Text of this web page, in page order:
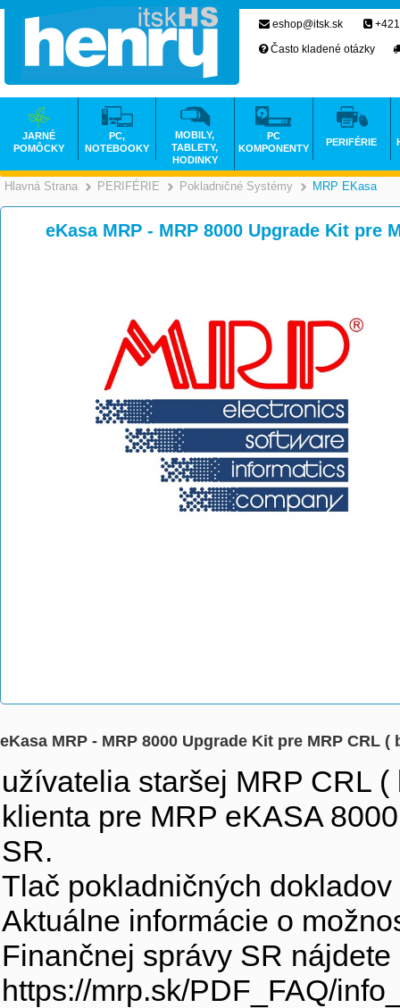
Hlavná Strana >
PERIFÉRIE >
Pokladničné Systémy MRP EKasa
eKasa MRP - MRP 8000 Upgrade Kit pre
eKasa MRP - MRP 8000 Upgrade Kit pre MRP CRL (
užívatelia staršej MRP CRL
klienta pre MRP eKASA
SR.
Tlač pokladničných
Aktuálne informácie o
Finančnej správy SR nájdete
https://mrp.sk/PDF_FAQ/
eshop@itsk.sk
Často kladené otázky
JARNÉ
POMÔCKY
PC,
NOTEBOOKY
MOBILY,
TABLETY,
HODINKY
PC
KOMPONENTY
PERIFÉRIE